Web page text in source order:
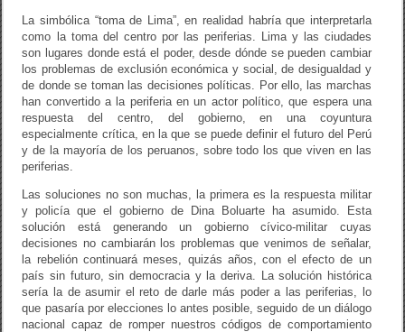
La simbólica “toma de Lima”, en realidad habría que interpretarla
como la toma del centro por las periferias. Lima y las ciudades
son lugares donde está el poder, desde dónde se pueden cambiar
los problemas de exclusión económica y social, de desigualdad y
de donde se toman las decisiones políticas. Por ello, las marchas
han convertido a la periferia en un actor político, que espera una
respuesta del centro, del gobierno, en una coyuntura
especialmente crítica, en la que se puede definir el futuro del Perú
y de la mayoría de los peruanos, sobre todo los que viven en las
periferias.
Las soluciones no son muchas, la primera es la respuesta militar
y policía que el gobierno de Dina Boluarte ha asumido. Esta
solución está generando un gobierno cívico-militar cuyas
decisiones no cambiarán los problemas que venimos de señalar,
la rebelión continuará meses, quizás años, con el efecto de un
país sin futuro, sin democracia y la deriva. La solución histórica
sería la de asumir el reto de darle más poder a las periferias, lo
que pasaría por elecciones lo antes posible, seguido de un diálogo
nacional capaz de romper nuestros códigos de comportamiento